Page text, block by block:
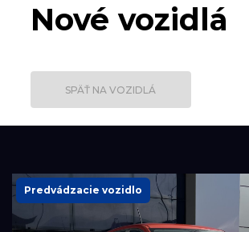
Nové vozidlá
SPÄŤ NA VOZIDLÁ
Predvádzacie vozidlo